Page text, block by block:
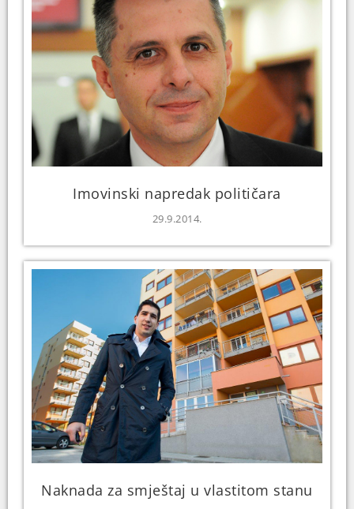
Imovinski napredak političara
29.9.2014.
Naknada za smještaj u vlastitom stanu